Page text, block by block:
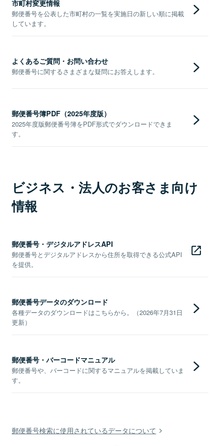
市町村変更情報
郵便番号を公表した市町村の一覧を実施日の新しい順に掲載
しています。
よくあるご質問・お問い合わせ
郵便番号に関するさまざまな疑問にお答えします。
郵便番号簿PDF（2025年度版）
2025年度版郵便番号簿をPDF形式でダウンロードできま
す。
ビジネス・法人のお客さま向け
情報
郵便番号・デジタルアドレスAPI
郵便番号とデジタルアドレスから住所を取得できる公式API
を提供。
郵便番号データのダウンロード
各種データのダウンロードはこちらから。（2026年7月31日
更新）
郵便番号・バーコードマニュアル
郵便番号や、バーコードに関するマニュアルを掲載していま
す。
郵便番号検索に使用されているデータについて